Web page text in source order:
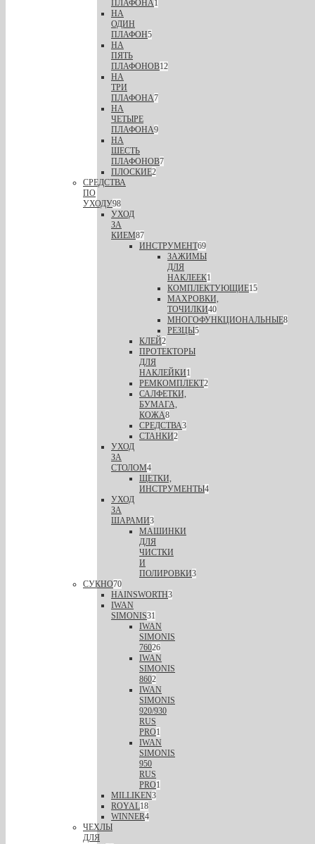
ПЛАФОНА1
НА
ОДИН
ПЛАФОН5
НА
ПЯТЬ
ПЛАФОНОВ12
НА
ТРИ
ПЛАФОНА7
НА
ЧЕТЫРЕ
ПЛАФОНА9
НА
ШЕСТЬ
ПЛАФОНОВ7
ПЛОСКИЕ2
СРЕДСТВА
ПО
УХОДУ98
УХОД
ЗА
КИЕМ87
ИНСТРУМЕНТ69
ЗАЖИМЫ
ДЛЯ
НАКЛЕЕК1
КОМПЛЕКТУЮЩИЕ15
МАХРОВКИ,
ТОЧИЛКИ40
МНОГОФУНКЦИОНАЛЬНЫЕ8
РЕЗЦЫ5
КЛЕЙ2
ПРОТЕКТОРЫ
ДЛЯ
НАКЛЕЙКИ1
РЕМКОМПЛЕКТ2
САЛФЕТКИ,
БУМАГА,
КОЖА8
СРЕДСТВА3
СТАНКИ2
УХОД
ЗА
СТОЛОМ4
ЩЕТКИ,
ИНСТРУМЕНТЫ4
УХОД
ЗА
ШАРАМИ3
МАШИНКИ
ДЛЯ
ЧИСТКИ
И
ПОЛИРОВКИ3
СУКНО70
HAINSWORTH3
IWAN
SIMONIS31
IWAN
SIMONIS
76026
IWAN
SIMONIS
8602
IWAN
SIMONIS
920/930
RUS
PRO1
IWAN
SIMONIS
950
RUS
PRO1
MILLIKEN3
ROYAL18
WINNER4
ЧЕХЛЫ
ДЛЯ